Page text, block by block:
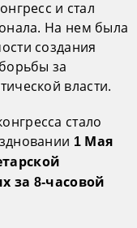
и стал
На нем была
создания
за
власти.
стало
1 Мая
за 8-часовой